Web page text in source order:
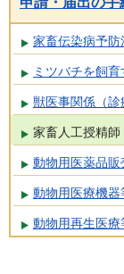
家畜伝染病予
ミツバチを飼
獣医事関係（診
家畜人工授精
動物用医薬品
動物用医療機
動物用再生医